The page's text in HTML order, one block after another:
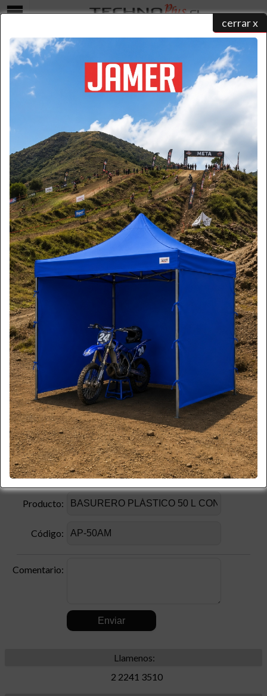
cerrar x
COTIZAR
home /catálogo de productos/ .../ cotizar
Seleccione una forma para realizar su contacto y un ejecutivo
atenderá su solicitud:
Formulario
Por favor ingrese la información necesaria.(* Requerido)
Nombre:
Apellido:
Teléfono:
Celular: *
Empresa:
RUT: *
Producto:
Código:
Comentario:
Llamenos:
2 2241 3510